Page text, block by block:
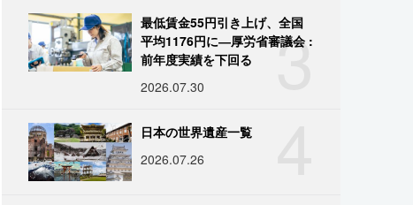
3
最低賃金55円引き上げ、全国
平均1176円に―厚労省審議会 :
前年度実績を下回る
2026.07.30
日本の世界遺産一覧
2026.07.26